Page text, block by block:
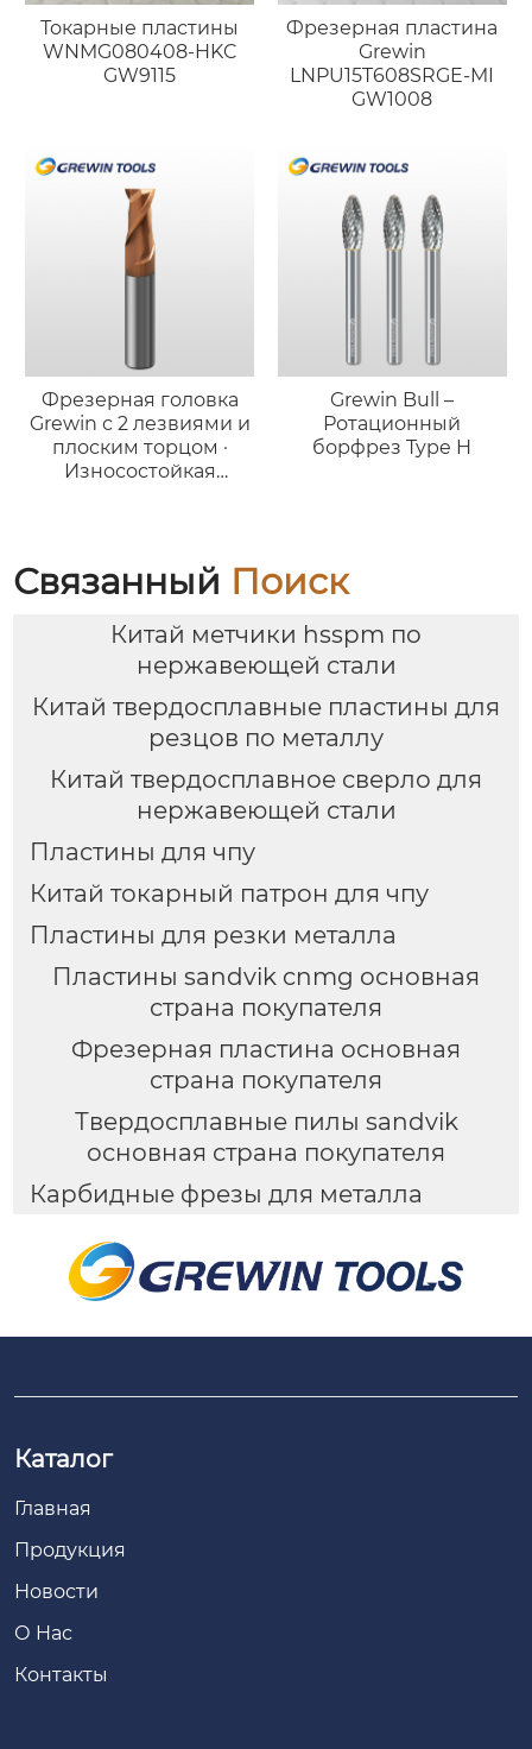
Токарные пластины
WNMG080408-HKC
GW9115
Фрезерная пластина
Grewin
LNPU15T608SRGE-MI
GW1008
Фрезерная головка
Grewin с 2 лезвиями и
плоским торцом ·
Износостойкая
Grewin Bull –
Ротационный
борфрез Type H
Связанный Поиск
Китай метчики hsspm по
нержавеющей стали
Китай твердосплавные пластины для
резцов по металлу
Китай твердосплавное сверло для
нержавеющей стали
Пластины для чпу
Китай токарный патрон для чпу
Пластины для резки металла
Пластины sandvik cnmg основная
страна покупателя
Фрезерная пластина основная
страна покупателя
Твердосплавные пилы sandvik
основная страна покупателя
Карбидные фрезы для металла
Каталог
Главная
Продукция
Новости
О Hас
Контакты